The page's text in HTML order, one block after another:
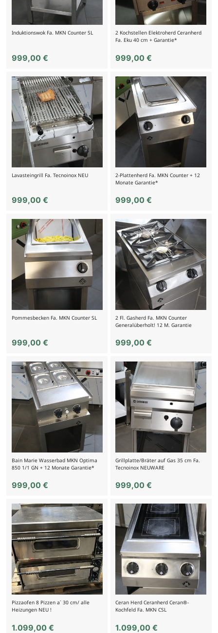
Induktionswok Fa. MKN Counter SL
999,00 €
2 Kochstellen Elektroherd Ceranherd
Fa. Eku 40 cm + Garantie*
999,00€
Lavasteingrill Fa. Tecnoinox NEU
999,00 €
2-Plattenherd Fa. MKN Counter + 12
Monate Garantie*
999,00€
Pommesbecken Fa. MKN Counter SL
999,00 €
2 Fl. Gasherd Fa. MKN Counter
Generalüberholt! 12 M. Garantie
999,00€
Bain Marie Wasserbad MKN Optima
850 1/1 GN + 12 Monate Garantie*
999,00 €
Grillplatte/Bräter auf Gas 35 cm Fa.
Tecnoinox NEUWARE
999,00€
Pizzaofen 8 Pizzen a´ 30 cm/ alle
Heizungen NEU !
1.099,00 €
Ceran Herd Ceranherd Ceran®-
Kochfeld Fa. MKN CSL
1.099,00€